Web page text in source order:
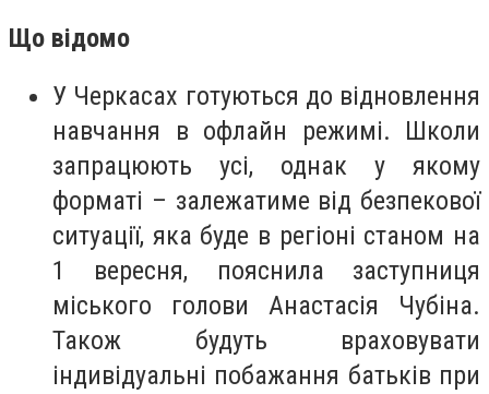
Що відомо
У Черкасах готуються до відновлення
навчання в офлайн режимі. Школи
запрацюють усі, однак у якому
форматі – залежатиме від безпекової
ситуації, яка буде в регіоні станом на
1 вересня, пояснила заступниця
міського голови Анастасія Чубіна.
Також будуть враховувати
індивідуальні побажання батьків при